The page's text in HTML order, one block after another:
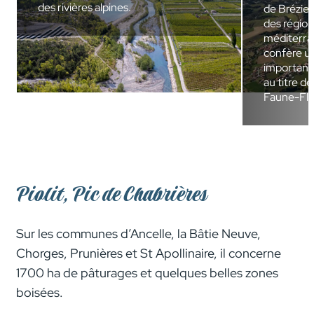
des rivières alpines.
de
des
confère
au titre
Faune-
Piolit, Pic de Chabrières
Sur les communes d’Ancelle, la Bâtie Neuve,
Chorges, Prunières et St Apollinaire, il concerne
1700 ha de pâturages et quelques belles zones
boisées.